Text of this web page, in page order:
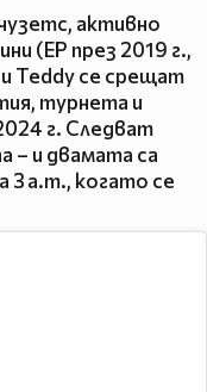
активно
(EP през 2019 г.,
Teddy се срещат
турнета и
г. Следват
– и двамата са
3 a.m., когато се